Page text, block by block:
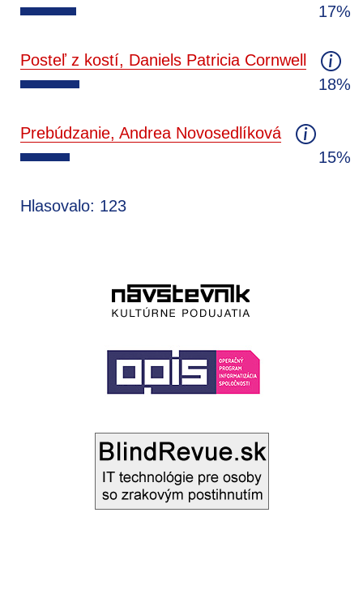
17%
Posteľ z kostí, Daniels Patricia Cornwell
18%
Prebúdzanie, Andrea Novosedlíková
15%
Hlasovalo: 123